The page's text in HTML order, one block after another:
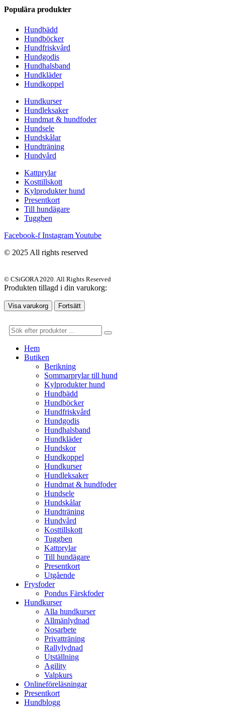
Populära produkter
Hundbädd
Hundböcker
Hundfriskvård
Hundgodis
Hundhalsband
Hundkläder
Hundkoppel
Hundkurser
Hundleksaker
Hundmat & hundfoder
Hundsele
Hundskålar
Hundträning
Hundvård
Kattprylar
Kosttillskott
Kylprodukter hund
Presentkort
Till hundägare
Tuggben
Facebook-f InstagramYoutube
© 2025 All rights reserved
© CSiGORA 2020. All Rights Reserved
Produkten tillagd i din varukorg:
Visa varukorg Fortsätt
Hem
Butiken
Berikning
Sommarprylar till hund
Kylprodukter hund
Hundbädd
Hundböcker
Hundfriskvård
Hundgodis
Hundhalsband
Hundkläder
Hundskor
Hundkoppel
Hundkurser
Hundleksaker
Hundmat & hundfoder
Hundsele
Hundskålar
Hundträning
Hundvård
Kosttillskott
Tuggben
Kattprylar
Till hundägare
Presentkort
Utgående
Frysfoder
Pondus Färskfoder
Hundkurser
Alla hundkurser
Allmänlydnad
Nosarbete
Privatträning
Rallylydnad
Utställning
Agility
Valpkurs
Onlineföreläsningar
Presentkort
Hundblogg